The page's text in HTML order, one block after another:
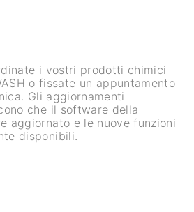
i vostri prodotti chimici
o fissate un appuntamento
Gli aggiornamenti
che il software della
aggiornato e le nuove funzioni
disponibili.